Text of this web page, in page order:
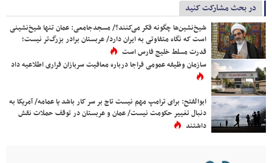
در بحث مشارکت کنید
شیخ‌نشین‌ها چگونه فکر می‌کنند؟/ مسجدجامعی: عمان تنها شیخ‌نشینی
است که نگاه متفاوتی به ایران دارد/ عربستان برادر بزرگ‌تر نیست؛
قدرت مسلط خلیج فارس است
سازمان وظیفه عمومی فراجا درباره معافیت سربازان فراری اطلاعیه داد
ابوالفتح: برای ترامپ مهم نیست تاج بر سر کار باشد یا عمامه/ آمریکا به
دنبال تغییر حکومت نیست/ عمان و عربستان در توقف حملات نقش
داشتند